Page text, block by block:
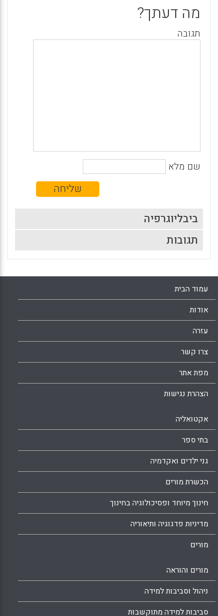
מה דעתך?
תגובה
שם מלא
ביבליוגרפיה
תגובות
עמוד הבית
אודות
עזרה
צרו קשר
מפת אתר
הצהרת נגישות
אקטואליה
בתי ספר
גני ילדים ואקדמיה
הכשרת מורים
חינוך מיוחד ופסיכולוגיה בחינוך
מדיניות פדגוגיה ותיאוריה
מורים
מורים והוראה
ניהול וסביבות למידה
סביבות למידה מתוקשבות